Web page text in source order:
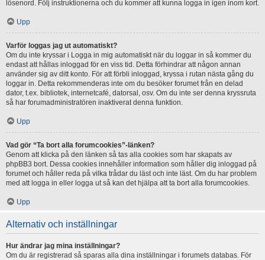
lösenord. Följ instruktionerna och du kommer att kunna logga in igen inom kort.
Upp
Varför loggas jag ut automatiskt?
Om du inte kryssar i Logga in mig automatiskt när du loggar in så kommer du
endast att hållas inloggad för en viss tid. Detta förhindrar att någon annan
använder sig av ditt konto. För att förbli inloggad, kryssa i rutan nästa gång du
loggar in. Detta rekommenderas inte om du besöker forumet från en delad
dator, t.ex. bibliotek, internetcafé, datorsal, osv. Om du inte ser denna kryssruta
så har forumadministratören inaktiverat denna funktion.
Upp
Vad gör “Ta bort alla forumcookies”-länken?
Genom att klicka på den länken så tas alla cookies som har skapats av
phpBB3 bort. Dessa cookies innehåller information som håller dig inloggad på
forumet och håller reda på vilka trådar du läst och inte läst. Om du har problem
med att logga in eller logga ut så kan det hjälpa att ta bort alla forumcookies.
Upp
Alternativ och inställningar
Hur ändrar jag mina inställningar?
Om du är registrerad så sparas alla dina inställningar i forumets databas. För